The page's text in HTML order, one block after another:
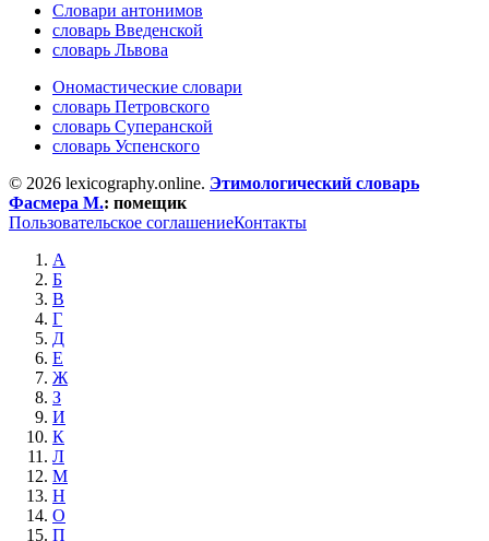
Словари антонимов
словарь Введенской
словарь Львова
Ономастические словари
словарь Петровского
словарь Суперанской
словарь Успенского
© 2026 lexicography.online. Этимологический словарь
Фасмера М.: помещик
Пользовательское соглашениеКонтакты
А
Б
В
Г
Д
Е
Ж
З
И
К
Л
М
Н
О
П